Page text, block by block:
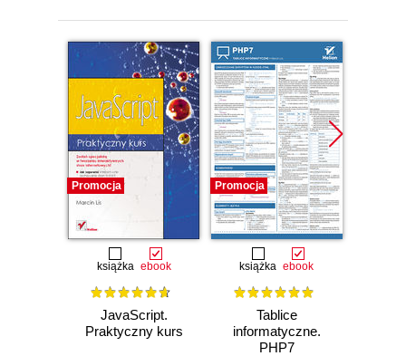
Promocja
książka ebook
JavaScript.
Praktyczny kurs
Promocja
książka ebook
Tablice
informatyczne.
PHP7